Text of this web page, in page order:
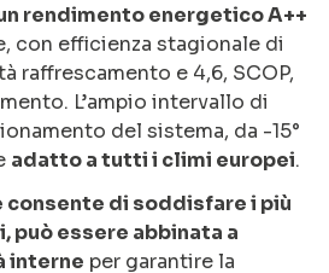
rendimento energetico A++
con efficienza stagionale di
raffrescamento e 4,6, SCOP,
L’ampio intervallo di
del sistema, da -15°
adatto a tutti i climi europei.
consente di soddisfare i più
può essere abbinata a
interne per garantire la